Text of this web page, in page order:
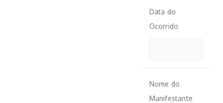
Data do
Ocorrido
Nome do
Manifestante